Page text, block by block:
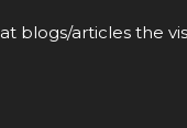
articles the